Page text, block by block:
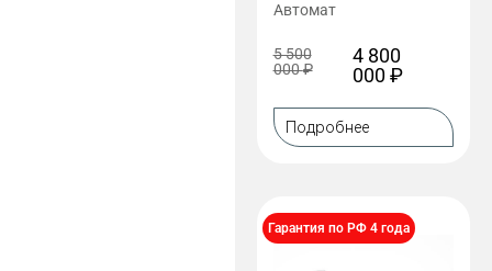
Автомат
5 500
000₽
4 800
000₽
Подробнее
Гарантия по РФ 4 года